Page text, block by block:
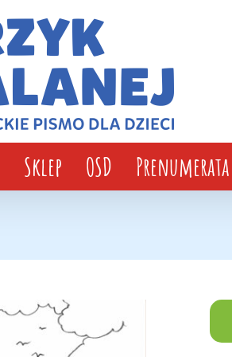
Sklep OSD Prenumerata